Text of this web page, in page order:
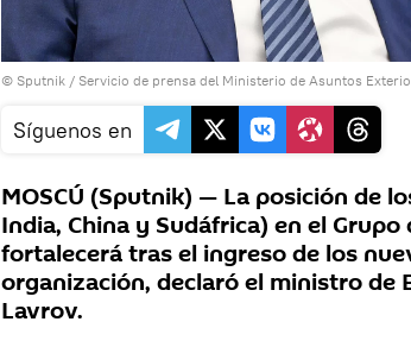
© Sputnik / Servicio de prensa del Ministerio de Asuntos
Síguenos en
MOSCÚ (Sputnik) — La posición de
India, China y Sudáfrica) en el
fortalecerá tras el ingreso de los
organización, declaró el ministro de
Lavrov.